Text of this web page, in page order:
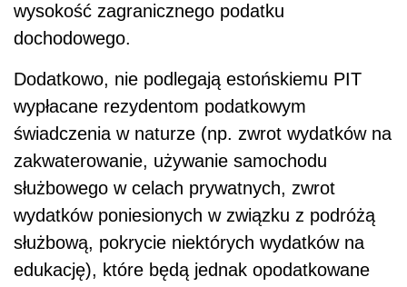
wysokość zagranicznego podatku
dochodowego.
Dodatkowo, nie podlegają estońskiemu PIT
wypłacane rezydentom podatkowym
świadczenia w naturze (np. zwrot wydatków na
zakwaterowanie, używanie samochodu
służbowego w celach prywatnych, zwrot
wydatków poniesionych w związku z podróżą
służbową, pokrycie niektórych wydatków na
edukację), które będą jednak opodatkowane